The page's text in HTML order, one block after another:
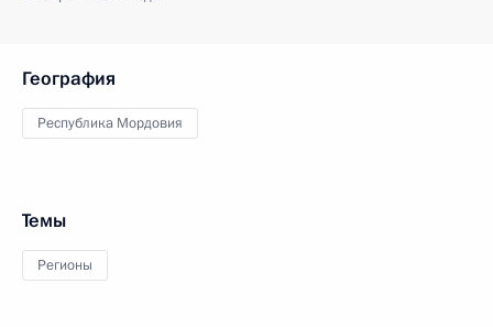
География
Республика Мордовия
Темы
Регионы